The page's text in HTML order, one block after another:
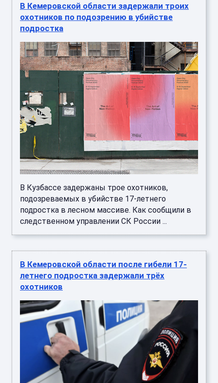
В Кемеровской области задержали троих
охотников по подозрению в убийстве
подростка
В Кузбассе задержаны трое охотников,
подозреваемых в убийстве 17-летнего
подростка в лесном массиве. Как сообщили в
следственном управлении СК России ...
В Кемеровской области после гибели 17-
летнего подростка задержали трёх
охотников